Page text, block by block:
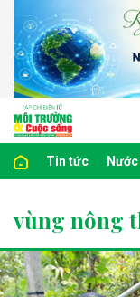
Tin tức
vùng nông